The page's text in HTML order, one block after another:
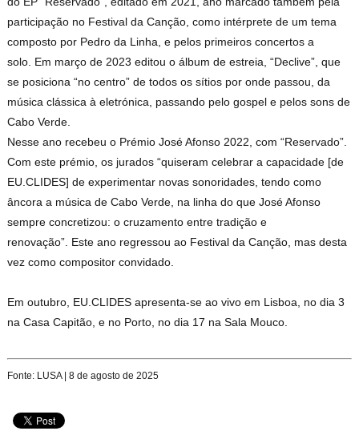
participação no Festival da Canção, como intérprete de um tema
composto por Pedro da Linha, e pelos primeiros concertos a
solo. Em março de 2023 editou o álbum de estreia, “Declive”, que
se posiciona “no centro” de todos os sítios por onde passou, da
música clássica à eletrónica, passando pelo gospel e pelos sons de
Cabo Verde.
Nesse ano recebeu o Prémio José Afonso 2022, com “Reservado”.
Com este prémio, os jurados “quiseram celebrar a capacidade [de
EU.CLIDES] de experimentar novas sonoridades, tendo como
âncora a música de Cabo Verde, na linha do que José Afonso
sempre concretizou: o cruzamento entre tradição e
renovação”. Este ano regressou ao Festival da Canção, mas desta
vez como compositor convidado.
Em outubro, EU.CLIDES apresenta-se ao vivo em Lisboa, no dia 3
na Casa Capitão, e no Porto, no dia 17 na Sala Mouco.
Fonte: LUSA | 8 de agosto de 2025